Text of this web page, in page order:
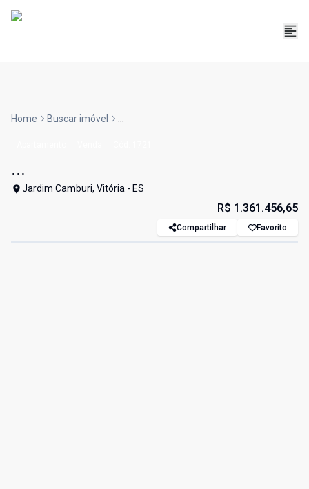
Home Buscar imóvel ...
...
Jardim Camburi, Vitória - ES
R$ 1.361.456,65
Compartilhar Favorito